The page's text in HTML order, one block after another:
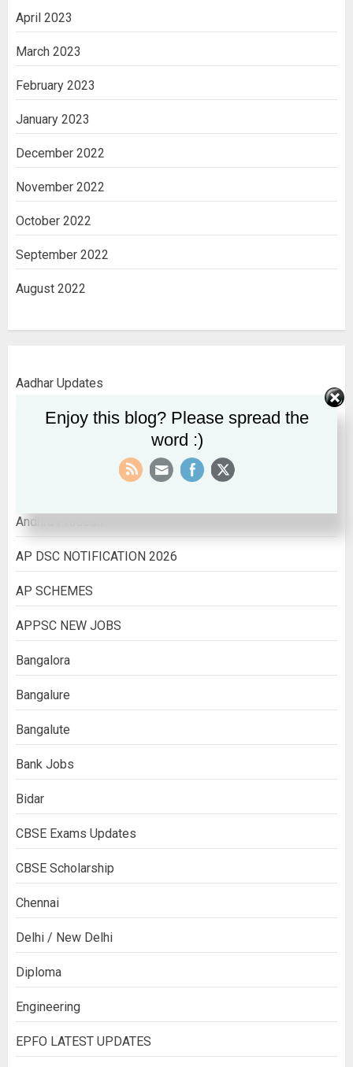
April 2023
March 2023
February 2023
January 2023
December 2022
November 2022
October 2022
September 2022
August 2022
Aadhar Updates
AADHAR UPDATES
Andhra Pradesh
AP DSC NOTIFICATION 2026
AP SCHEMES
APPSC NEW JOBS
Bangalora
Bangalure
Bangalute
Bank Jobs
Bidar
CBSE Exams Updates
CBSE Scholarship
Chennai
Delhi / New Delhi
Diploma
Engineering
EPFO LATEST UPDATES
Enjoy this blog? Please spread the
word :)